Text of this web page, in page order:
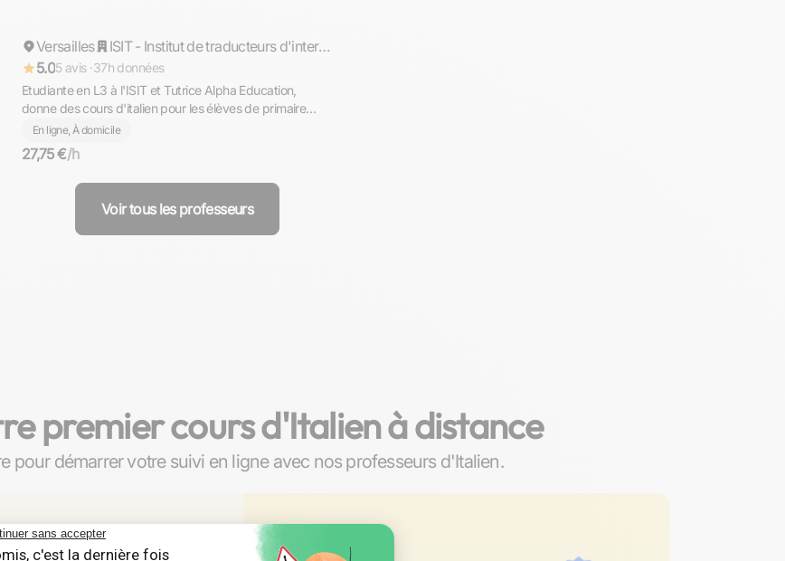
Répond rapidement
Versailles
ISIT - Institut de traducteurs d'interprètes et de relations internationales
5.05 avis ·37h données
Etudiante en L3 à l'ISIT et Tutrice Alpha Education,
donne des cours d'italien pour les élèves de primaire
jusqu'en études supèrieures. N'hésitez pas à me
contacter en cas de demande particulière, je serai ravie
d'y répondre.
En ligne, À domicile
27,75 €/h
Voir tous les professeurs
premier cours d'Italien à distance
pour démarrer votre suivi en ligne avec nos professeurs d'Italien.